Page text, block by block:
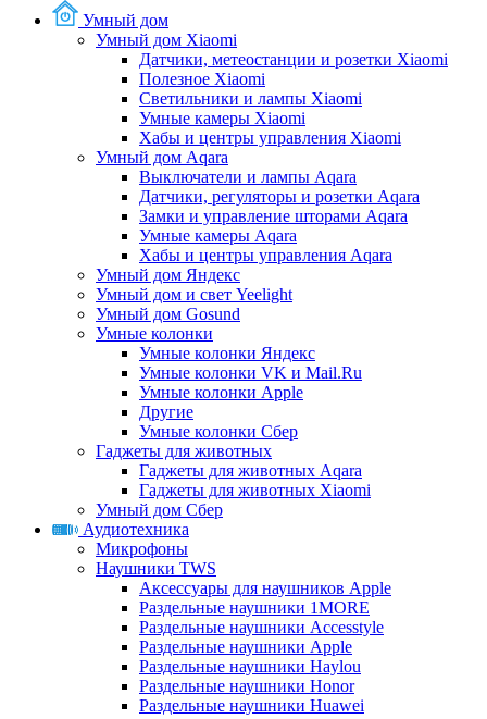
Умный дом
Умный дом Xiaomi
Датчики, метеостанции и розетки Xiaomi
Полезное Xiaomi
Светильники и лампы Xiaomi
Умные камеры Xiaomi
Хабы и центры управления Xiaomi
Умный дом Aqara
Выключатели и лампы Aqara
Датчики, регуляторы и розетки Aqara
Замки и управление шторами Aqara
Умные камеры Aqara
Хабы и центры управления Aqara
Умный дом Яндекс
Умный дом и свет Yeelight
Умный дом Gosund
Умные колонки
Умные колонки Яндекс
Умные колонки VK и Mail.Ru
Умные колонки Apple
Другие
Умные колонки Сбер
Гаджеты для животных
Гаджеты для животных Aqara
Гаджеты для животных Xiaomi
Умный дом Сбер
Аудиотехника
Микрофоны
Наушники TWS
Аксессуары для наушников Apple
Раздельные наушники 1MORE
Раздельные наушники Accesstyle
Раздельные наушники Apple
Раздельные наушники Haylou
Раздельные наушники Honor
Раздельные наушники Huawei